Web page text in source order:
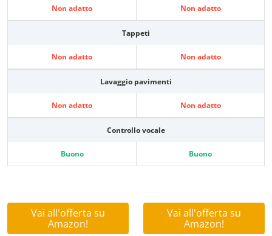
Non adatto Non adatto
Tappeti
Non adatto Non adatto
Lavaggio pavimenti
Non adatto Non adatto
Controllo vocale
Buono Buono
Vai all'offerta su
Amazon!
Vai all'offerta su
Amazon!